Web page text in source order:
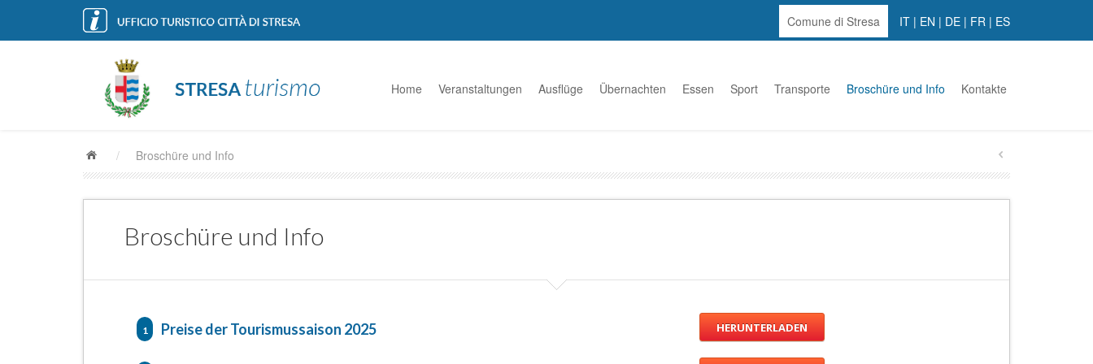
Comune di Stresa IT | EN | DE | FR | ES
Home Veranstaltungen Ausflüge Übernachten Essen Sport Transporte Broschüre und Info Kontakte
/ Broschüre und Info
Broschüre und Info
1 Preise der Tourismussaison 2025 HERUNTERLADEN